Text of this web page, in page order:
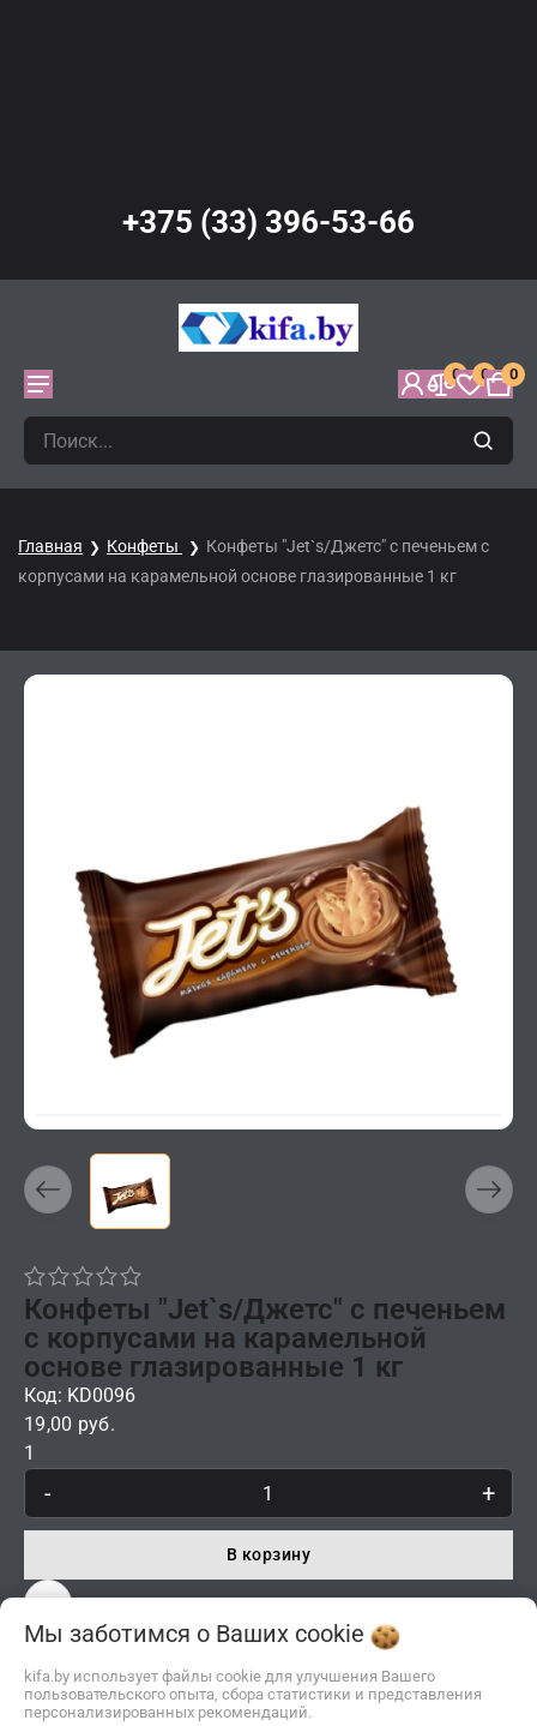
+375 (33) 396-53-66
0 0 0
Главная Конфеты
Конфеты "Jet`s/Джетс" с печеньем с
корпусами на карамельной основе глазированные 1 кг
Конфеты "Jet`s/Джетс" с печеньем
с корпусами на карамельной
основе глазированные 1 кг
Код: KD0096
19,00 руб.
1
- +
В корзину
Мы заботимся о Ваших cookie
kifa.by использует файлы cookie для улучшения Вашего
пользовательского опыта, сбора статистики и представления
персонализированных рекомендаций.